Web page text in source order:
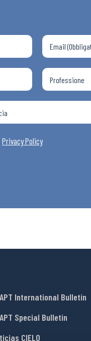
Privacy Policy
International Bulletin
Special Bulletin
CIELO